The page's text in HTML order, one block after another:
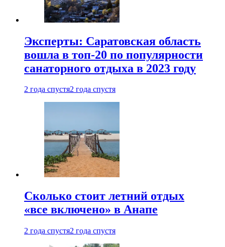
Эксперты: Саратовская область
вошла в топ-20 по популярности
санаторного отдыха в 2023 году
2 года спустя2 года спустя
Сколько стоит летний отдых
«все включено» в Анапе
2 года спустя2 года спустя